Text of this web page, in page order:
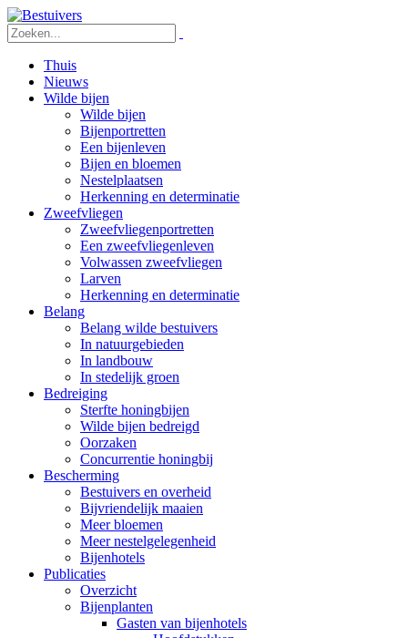
Thuis
Nieuws
Wilde bijen
Wilde bijen
Bijenportretten
Een bijenleven
Bijen en bloemen
Nestelplaatsen
Herkenning en determinatie
Zweefvliegen
Zweefvliegenportretten
Een zweefvliegenleven
Volwassen zweefvliegen
Larven
Herkenning en determinatie
Belang
Belang wilde bestuivers
In natuurgebieden
In landbouw
In stedelijk groen
Bedreiging
Sterfte honingbijen
Wilde bijen bedreigd
Oorzaken
Concurrentie honingbij
Bescherming
Bestuivers en overheid
Bijvriendelijk maaien
Meer bloemen
Meer nestelgelegenheid
Bijenhotels
Publicaties
Overzicht
Bijenplanten
Gasten van bijenhotels